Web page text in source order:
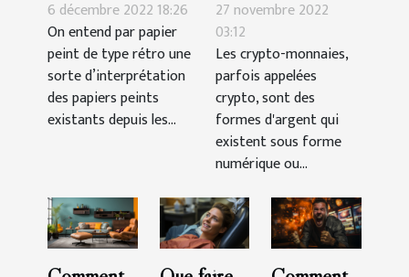
de type rétro
6 décembre 2022 18:26
On entend par papier
peint de type rétro une
sorte d’interprétation
des papiers peints
existants depuis les...
crypto-monnaies ?
27 novembre 2022
03:12
Les crypto-monnaies,
parfois appelées
crypto, sont des
formes d'argent qui
existent sous forme
numérique ou...